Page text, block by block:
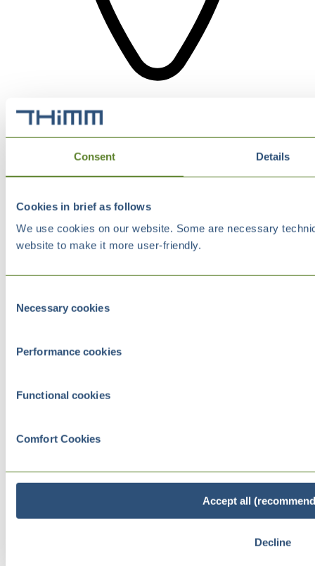
Consent Details
Cookies in brief as follows
We use cookies on our website. Some are necessary
website to make it more user-friendly.
Selection
Necessary cookies
Performance cookies
Functional cookies
Comfort Cookies
Accept all
Decline